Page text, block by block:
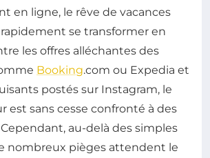
en ligne, le rêve de vacances
se transformer en
les offres alléchantes des
Booking.com ou Expedia et
postés sur Instagram, le
est sans cesse confronté à des
au-delà des simples
nombreux pièges attendent le